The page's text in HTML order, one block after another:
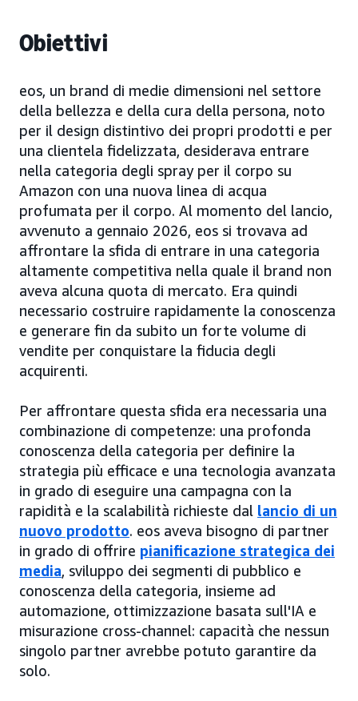
Obiettivi
eos, un brand di medie dimensioni nel settore
della bellezza e della cura della persona, noto
per il design distintivo dei propri prodotti e per
una clientela fidelizzata, desiderava entrare
nella categoria degli spray per il corpo su
Amazon con una nuova linea di acqua
profumata per il corpo. Al momento del lancio,
avvenuto a gennaio 2026, eos si trovava ad
affrontare la sfida di entrare in una categoria
altamente competitiva nella quale il brand non
aveva alcuna quota di mercato. Era quindi
necessario costruire rapidamente la conoscenza
e generare fin da subito un forte volume di
vendite per conquistare la fiducia degli
acquirenti.
Per affrontare questa sfida era necessaria una
combinazione di competenze: una profonda
conoscenza della categoria per definire la
strategia più efficace e una tecnologia avanzata
in grado di eseguire una campagna con la
rapidità e la scalabilità richieste dal lancio di un
nuovo prodotto. eos aveva bisogno di partner
in grado di offrire pianificazione strategica dei
media, sviluppo dei segmenti di pubblico e
conoscenza della categoria, insieme ad
automazione, ottimizzazione basata sull'IA e
misurazione cross-channel: capacità che nessun
singolo partner avrebbe potuto garantire da
solo.